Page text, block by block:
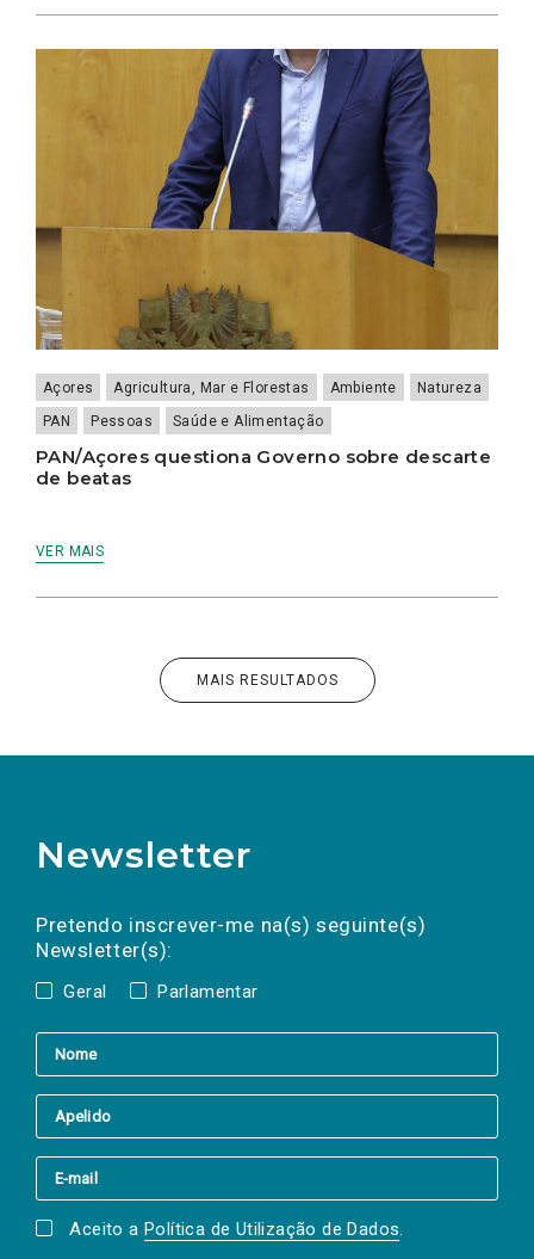
Açores Agricultura, Mar e Florestas Ambiente
Natureza
PAN
Pessoas Saúde e Alimentação
PAN/Açores questiona Governo sobre descarte
de beatas
VER MAIS
MAIS RESULTADOS
Newsletter
Pretendo inscrever-me na(s) seguinte(s)
Newsletter(s):
Geral Parlamentar
a(s) newsletter(s).
mail
Aceito a Política de Utilização de Dados.